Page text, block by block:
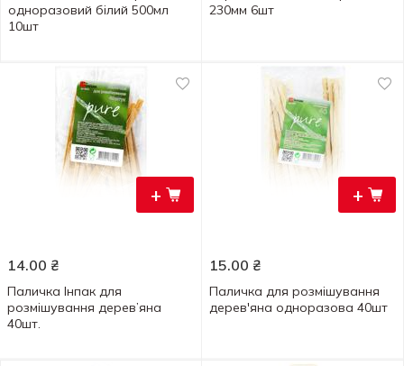
одноразовий білий 500мл
10шт
230мм 6шт
+
14.00 ₴
Паличка Інпак для
розмішування дерев’яна
40шт.
+
15.00 ₴
Паличка для розмішування
дерев'яна одноразова 40шт